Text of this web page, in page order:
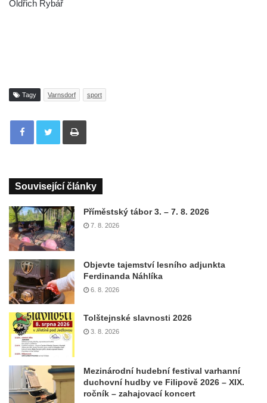
Oldřich Rybář
Tagy Varnsdorf sport
Tisknout
Související články
Příměstský tábor 3. – 7. 8. 2026
7. 8. 2026
Objevte tajemství lesního adjunkta
Ferdinanda Náhlíka
6. 8. 2026
Tolštejnské slavnosti 2026
3. 8. 2026
Mezinárodní hudební festival varhanní
duchovní hudby ve Filipově 2026 – XIX.
ročník – zahajovací koncert